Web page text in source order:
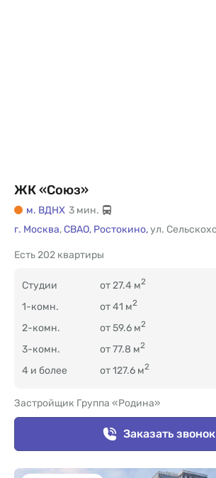
ЖК «Союз»
м. ВДНХ 3 мин.
г. Москва,СВАО, Ростокино,ул.
202 квартиры
Есть
Студии от 27.4 м2
1-комн.
от 41 м2
2-комн.
от 59.6 м2
3-комн.
от 77.8 м2
4 и более
от 127.6 м2
Застройщик Группа «Родина»
Заказать звонок